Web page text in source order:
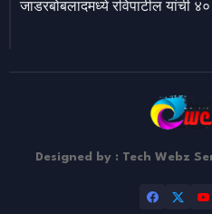
जाडरबोबलादमध्ये रविपाटील यांची ४०
Designed by : Tech Webz